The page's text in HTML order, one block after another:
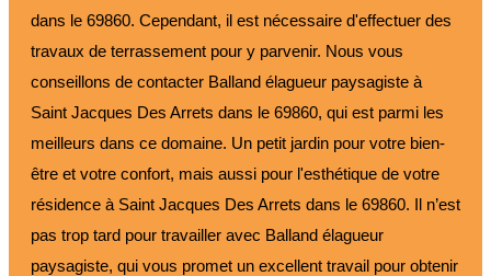
dans le 69860. Cependant, il est nécessaire d'effectuer des
travaux de terrassement pour y parvenir. Nous vous
conseillons de contacter Balland élagueur paysagiste à
Saint Jacques Des Arrets dans le 69860, qui est parmi les
meilleurs dans ce domaine. Un petit jardin pour votre bien-
être et votre confort, mais aussi pour l'esthétique de votre
résidence à Saint Jacques Des Arrets dans le 69860. Il n’est
pas trop tard pour travailler avec Balland élagueur
paysagiste, qui vous promet un excellent travail pour obtenir